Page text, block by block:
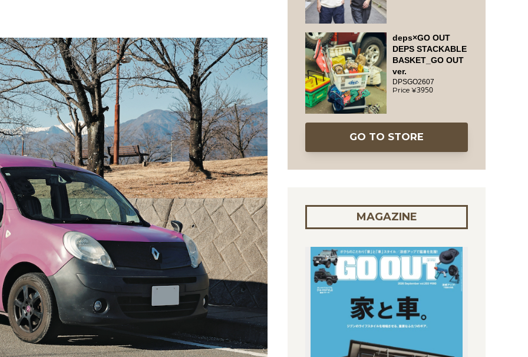
deps×GO OUT
DEPS STACKABLE
BASKET_GO OUT
ver.
DPSGO2607
3950
GO TO STORE
MAGAZINE